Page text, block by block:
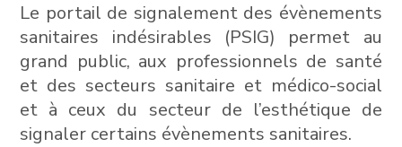
Le portail de signalement des évènements
sanitaires indésirables (PSIG) permet au
grand public, aux professionnels de santé
et des secteurs sanitaire et médico-social
et à ceux du secteur de l’esthétique de
signaler certains évènements sanitaires.